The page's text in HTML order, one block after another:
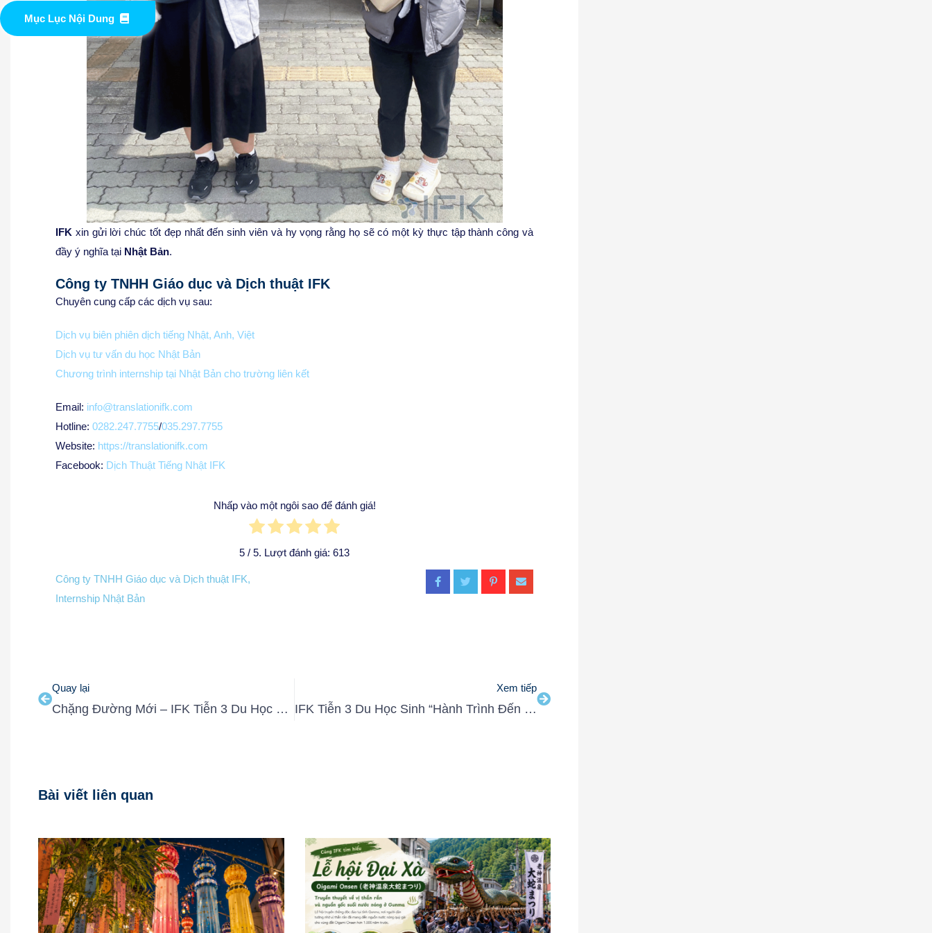
IFK xin gửi lời chúc tốt đẹp nhất đến sinh viên và hy vọng rằng họ sẽ có một kỳ thực tập thành công và
đầy ý nghĩa tại Nhật Bản.
Công ty TNHH Giáo dục và Dịch thuật IFK
Chuyên cung cấp các dịch vụ sau:
Dịch vụ biên phiên dịch tiếng Nhật, Anh, Việt
Dịch vụ tư vấn du học Nhật Bản
Chương trình internship tại Nhật Bản cho trường liên kết
Email: info@translationifk.com
Hotline: 0282.247.7755/035.297.7755
Website: https://translationifk.com
Facebook: Dịch Thuật Tiếng Nhật IFK
Nhấp vào một ngôi sao để đánh giá!
5 / 5. Lượt đánh giá: 613
Công ty TNHH Giáo dục và Dịch thuật IFK,
Internship Nhật Bản
Quay lại
Chặng Đường Mới – IFK Tiễn 3 Du Học Sinh Đến Nhật Bản Trải Nghiệm Kỳ Tháng 4/2024
Xem tiếp
IFK Tiễn 3 Du Học Sinh “Hành Trình Đến Nhật Bản: Sáng Tạo và Tương Lai”
Bài viết liên quan
Mục Lục Nội Dung